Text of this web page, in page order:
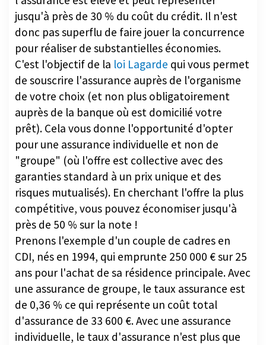
jusqu'à près de 30 % du coût du crédit. Il n'est
donc pas superflu de faire jouer la concurrence
pour réaliser de substantielles économies.
C'est l'objectif de la loi Lagarde qui vous permet
de souscrire l'assurance auprès de l'organisme
de votre choix (et non plus obligatoirement
auprès de la banque où est domicilié votre
prêt). Cela vous donne l'opportunité d'opter
pour une assurance individuelle et non de
"groupe" (où l'offre est collective avec des
garanties standard à un prix unique et des
risques mutualisés). En cherchant l'offre la plus
compétitive, vous pouvez économiser jusqu'à
près de 50 % sur la note !
Prenons l'exemple d'un couple de cadres en
CDI, nés en 1994, qui emprunte 250 000 € sur 25
ans pour l'achat de sa résidence principale. Avec
une assurance de groupe, le taux assurance est
de 0,36 % ce qui représente un coût total
d'assurance de 33 600 €. Avec une assurance
individuelle, le taux d'assurance n'est plus que